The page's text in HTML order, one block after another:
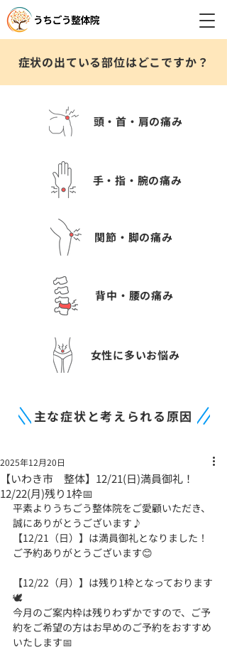
症状の出ている部位はどこですか？
頭・首・肩の痛み
手・指・腕の痛み
関節・脚の痛み
背中・腰の痛み
女性に多いお悩み
主な症状と考えられる原因
【いわき市 整体】12/21(日)満員御礼！
12/22(月)残り1枠📅
2025年12月20日
平素よりうちごう整体院をご愛顧いただき、
誠にありがとうございます♪
【12/21（日）】は満員御礼となりました！
ご予約ありがとうございます😊
【12/22（月）】は残り1枠となっております
🕊️
今月のご案内枠は残りわずかですので、ご予
約をご希望の方はお早めのご予約をおすすめ
いたします📅